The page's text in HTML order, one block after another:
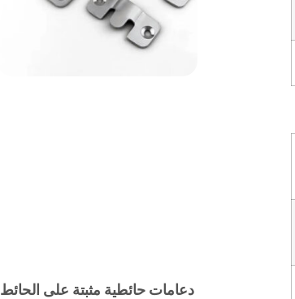
دعامات حائطية مثبتة على الحائط